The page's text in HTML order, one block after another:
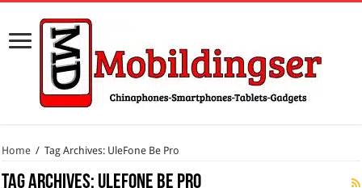
Home / Tag Archives: UleFone Be Pro
Tag Archives: UleFone Be Pro